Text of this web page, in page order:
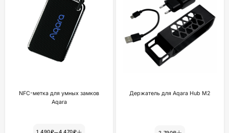
NFC-метка для умных замков
Aqara
Держатель для Aqara Hub M2